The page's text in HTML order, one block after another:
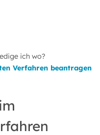
ich wo?
Verfahren beantragen